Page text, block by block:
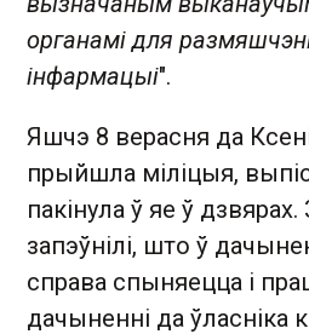
органамі для
інфармацыі".
Яшчэ 8 верасня да
прыйшла міліцыя,
пакінула ў яе ў
запэўнілі, што ў
справа спыняецца і
дачыненні да ўласніка